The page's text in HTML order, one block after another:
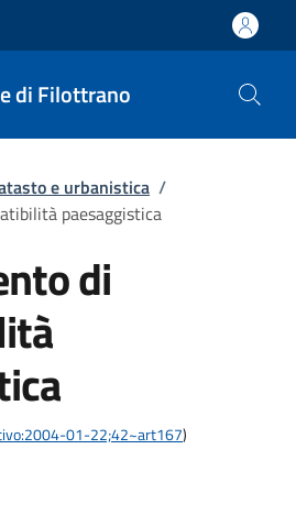
di Filottrano
e urbanistica /
paesaggistica
di
01-22;42~art167)